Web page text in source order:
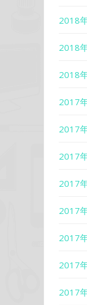
2018
2018
2018
2017
2017
2017
2017
2017
2017
2017
2017